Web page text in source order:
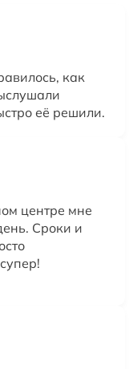
как
её решили.
центре мне
Сроки и